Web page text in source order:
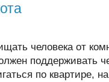
человека от
поддерживать
по квартире,